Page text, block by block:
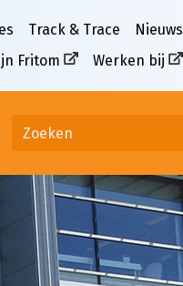
Track & Trace
Nieuws
Fritom
Werken bij